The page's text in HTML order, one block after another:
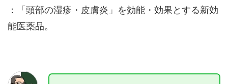
：「頭部の湿疹・皮膚炎」を効能・効果とする新効
能医薬品。